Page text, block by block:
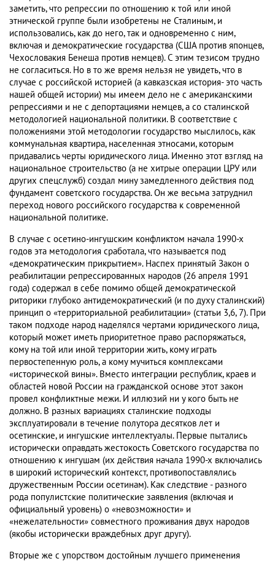
заметить, что репрессии по отношению к той или иной
этнической группе были изобретены не Сталиным, и
использовались, как до него, так и одновременно с ним,
включая и демократические государства (США против японцев,
Чехословакия Бенеша против немцев). С этим тезисом трудно
не согласиться. Но в то же время нельзя не увидеть, что в
случае с российской историей (а кавказская история- это часть
нашей общей истории) мы имеем дело не с американскими
репрессиями и не с депортациями немцев, а со сталинской
методологией национальной политики. В соответствие с
положениями этой методологии государство мыслилось, как
коммунальная квартира, населенная этносами, которым
придавались черты юридического лица. Именно этот взгляд на
национальное строительство (а не хитрые операции ЦРУ или
других спецслужб) создал мину замедленного действия под
фундамент советского государства. Он же весьма затруднил
переход нового российского государства к современной
национальной политике.
В случае с осетино-ингушским конфликтом начала 1990-х
годов эта методология сработала, что называется под
«демократическим прикрытием». Наспех принятый Закон о
реабилитации репрессированных народов (26 апреля 1991
года) содержал в себе помимо общей демократической
риторики глубоко антидемократический (и по духу сталинский)
принцип о «территориальной реабилитации» (статьи 3,6, 7). При
таком подходе народ наделялся чертами юридического лица,
который может иметь приоритетное право распоряжаться,
кому на той или иной территории жить, кому играть
первостепенную роль, а кому мучиться комплексами
«исторической вины». Вместо интеграции республик, краев и
областей новой России на гражданской основе этот закон
провел конфликтные межи. И иллюзий ни у кого быть не
должно. В разных вариациях сталинские подходы
эксплуатировали в течение полутора десятков лет и
осетинские, и ингушские интеллектуалы. Первые пытались
исторически оправдать жестокость Советского государства по
отношению к ингушам (их действия начала 1990-х включались
в широкий исторический контекст, противопоставлялись
дружественным России осетинам). Как следствие - разного
рода популистские политические заявления (включая и
официальный уровень) о «невозможности» и
«нежелательности» совместного проживания двух народов
(якобы исторически враждебных друг другу).
Вторые же с упорством достойным лучшего применения